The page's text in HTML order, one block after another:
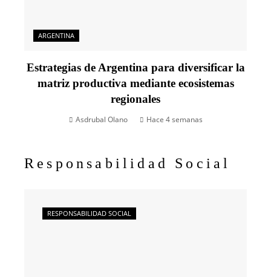
ARGENTINA
Estrategias de Argentina para diversificar la
matriz productiva mediante ecosistemas
regionales
Asdrubal Olano Hace 4 semanas
Responsabilidad Social
RESPONSABILIDAD SOCIAL